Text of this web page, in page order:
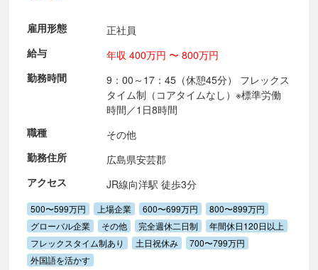
雇用形態
正社員
給与
年収 400万円 〜 800万円
勤務時間
9：00～17：45（休憩45分） フレックス
タイム制（コアタイムなし）※標準労働
時間／1日8時間
職種
その他
勤務住所
広島県安芸郡
アクセス
JR線向洋駅 徒歩3分
500〜599万円 上場企業 600〜699万円
800〜899万円
グローバル企業
その他 完全週休二日制
年間休日120日以上
フレックスタイム制あり
土日祝休み
700〜799万円
外国語を活かす